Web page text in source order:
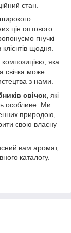
стан.
цін оптового
гнучкі
щодня.
яка
свічка може
з нами.
свічок, які
особливе. Ми
природою,
свою власну
вам аромат,
каталогу.